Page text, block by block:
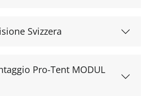
Svizzera
Pro-Tent MODUL